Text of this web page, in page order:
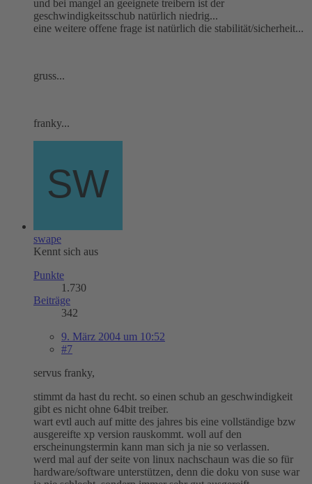
und bei mangel an geeignete treibern ist der
geschwindigkeitsschub natürlich niedrig...
eine weitere offene frage ist natürlich die stabilität/sicherheit...
gruss...
franky...
swape
Kennt sich aus
Punkte
1.730
Beiträge
342
9. März 2004 um 10:52
#7
servus franky,
stimmt da hast du recht. so einen schub an geschwindigkeit
gibt es nicht ohne 64bit treiber.
wart evtl auch auf mitte des jahres bis eine vollständige bzw
ausgereifte xp version rauskommt. woll auf den
erscheinungstermin kann man sich ja nie so verlassen.
werd mal auf der seite von linux nachschaun was die so für
hardware/software unterstützen, denn die doku von suse war